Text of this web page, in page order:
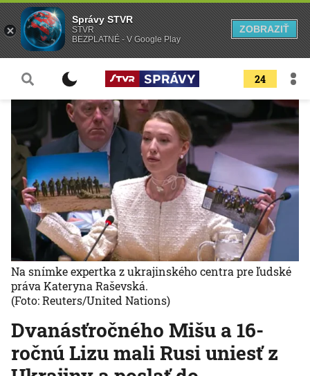
24
Dvanásťročného Mišu a 16-
ročnú Lizu mali Rusi uniesť z
Na snímke expertka z ukrajinského centra pre ľudské
práva Kateryna Raševská.
(Foto: Reuters/United Nations)
Správy STVR
STVR
BEZPLATNÉ - V Google Play
ZOBRAZIŤ